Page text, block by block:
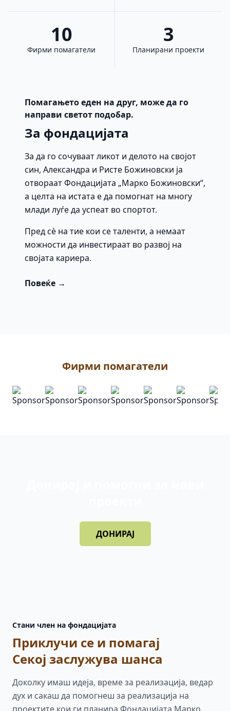
10
Фирми помагатели
3
Планирани проекти
Помагањето еден на друг, може да го
направи светот подобар.
За фондацијата
За да го сочуваат ликот и делото на својот
син, Александра и Ристе Божиновски ја
отвораат Фондацијата „Марко Божиновски“,
а целта на истата е да помогнат на многу
млади луѓе да успеат во спортот.
Пред сè на тие кои се таленти, а немаат
можности да инвестираат во развој на
својата кариера.
Повеќе →
Фирми помагатели
ДОНИРАЈ
Стани член на фондацијата
Приклучи се и помагај
Секој заслужува шанса
Доколку имаш идеја, време за реализација, ведар
дух и сакаш да помогнеш за реализација на